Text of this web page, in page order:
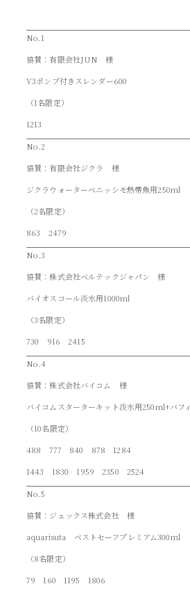
No.1
協賛：有限会社JUN 様
V3ポンプ付きスレンダー600
（1名限定）
1213
No.2
協賛：有限会社ジクラ 様
ジクラウォーターベニッシモ熱帯魚用250ml
（2名限定）
863 2479
No.3
協賛：株式会社ベルテックジャパン 様
バイオスコール淡水用1000ml
（3名限定）
730 916 2415
No.4
協賛：株式会社バイコム 様
バイコムスターターキット淡水用250ml+バフィ
（10名限定）
488 777 840 878 1284
1443 1830 1959 2350 2524
No.5
協賛：ジェックス株式会社 様
aquarisuta ベストセーフプレミアム300ml
（8名限定）
79 160 1195 1806